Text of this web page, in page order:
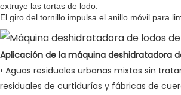
extruye las tortas de lodo.
El giro del tornillo impulsa el anillo móvil para
Aplicación de la máquina deshidratadora
• Aguas residuales urbanas mixtas sin
residuales de curtidurías y fábricas de